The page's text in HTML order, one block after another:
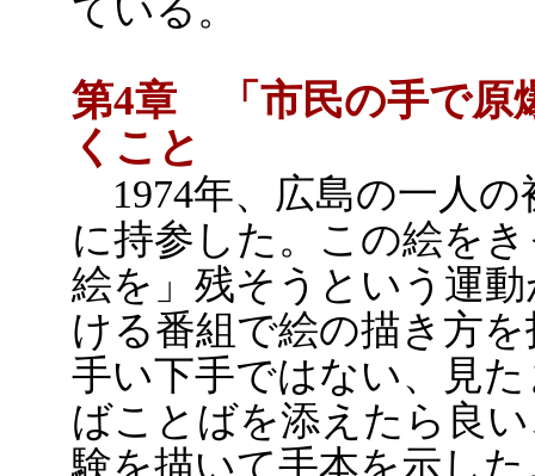
ている。
第4章 「市民の手で原
くこと
1974年、広島の一人の
に持参した。この絵を
絵を」残そうという運
ける番組で絵の描き方
手い下手ではない、見
ばことばを添えたら良
験を描いて手本を示し